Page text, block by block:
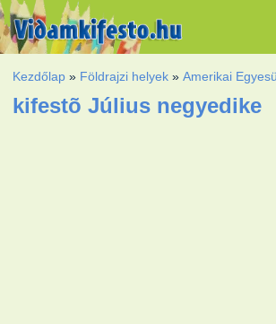
Kezdőlap » Földrajzi helyek »Amerikai
kifestõ Július negyedike